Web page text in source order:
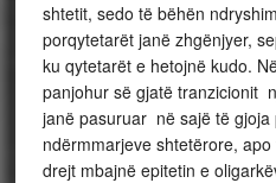
shtetit, sedo të bëhën
porqytetarët janë zhgënjyer,
ku qytetarët e hetojnë kudo.
panjohur së gjatë tranzicionit
janë pasuruar në sajë të gjoja
ndërmmarjeve shtetërore,
drejt mbajnë epitetin e